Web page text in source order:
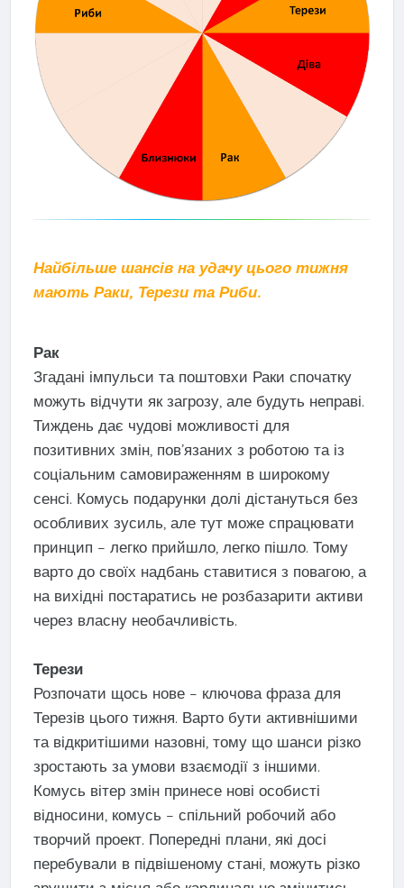
Найбільше шансів на удачу цього тижня
мають Раки, Терези та Риби.
Рак
Згадані імпульси та поштовхи Раки спочатку
можуть відчути як загрозу, але будуть неправі.
Тиждень дає чудові можливості для
позитивних змін, пов’язаних з роботою та із
соціальним самовираженням в широкому
сенсі. Комусь подарунки долі дістануться без
особливих зусиль, але тут може спрацювати
принцип – легко прийшло, легко пішло. Тому
варто до своїх надбань ставитися з повагою, а
на вихідні постаратись не розбазарити активи
через власну необачливість.
Терези
Розпочати щось нове – ключова фраза для
Терезів цього тижня. Варто бути активнішими
та відкритішими назовні, тому що шанси різко
зростають за умови взаємодії з іншими.
Комусь вітер змін принесе нові особисті
відносини, комусь – спільний робочий або
творчий проект. Попередні плани, які досі
перебували в підвішеному стані, можуть різко